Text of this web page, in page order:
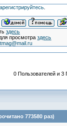
.
здесь
просмотраздесь
0 Пользователей и 3
773580 раз)